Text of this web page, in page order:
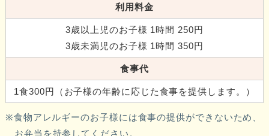
利用料金
3歳以上児のお子様 1時間 250円
3歳未満児のお子様 1時間 350円
食事代
1食300円（お子様の年齢に応じた食事を提供します。）
食物アレルギーのお子様には食事の提供ができないため、
お弁当を持参してください。